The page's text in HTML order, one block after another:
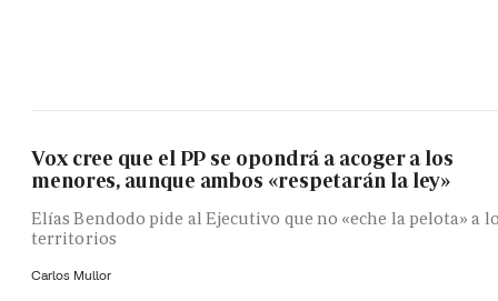
Vox cree que el PP se opondrá a acoger a los
menores, aunque ambos «respetarán la ley»
Elías Bendodo pide al Ejecutivo que no «eche la pelota» a
territorios
Carlos Mullor